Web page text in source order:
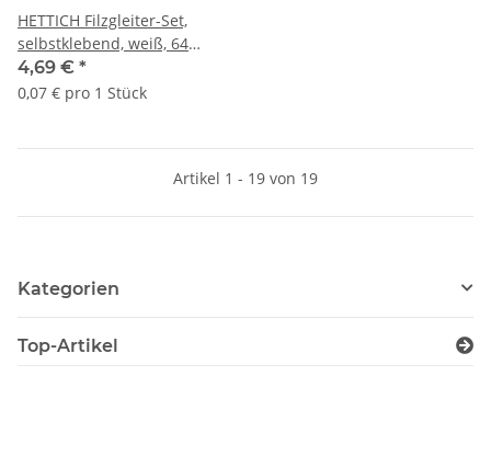
HETTICH Filzgleiter-Set,
selbstklebend, weiß, 64
Stück
4,69 € *
0,07 € pro 1 Stück
Artikel 1 - 19 von 19
Kategorien
Top-Artikel